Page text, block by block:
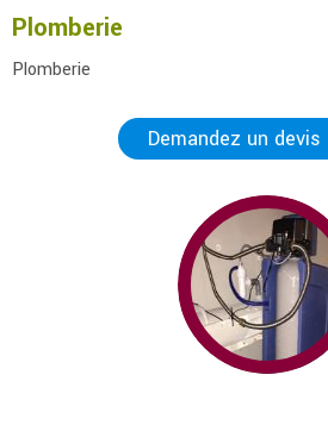
Plomberie
Plomberie
Demandez un